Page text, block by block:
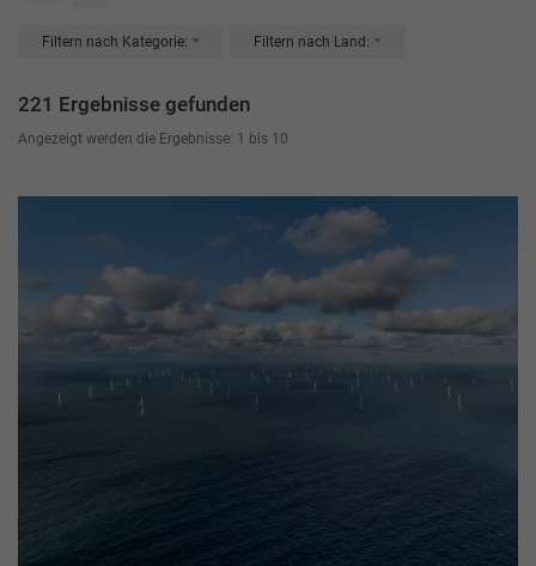
Filtern nach Kategorie: Filtern nach Land:
221 Ergebnisse gefunden
Angezeigt werden die Ergebnisse: 1 bis 10